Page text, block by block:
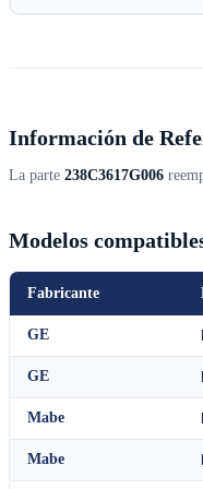
Información de
La parte 238C3617G006
Modelos
Fabricante
GE
GE
Mabe
Mabe